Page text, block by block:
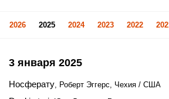
2026 2025 2024 2023 2022
3 января 2025
Носферату, Роберт Эггерс, Чехия / США